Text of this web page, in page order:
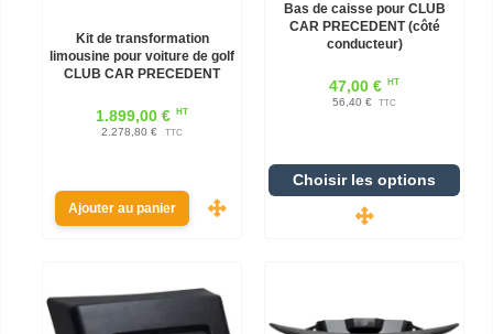
Kit de transformation
limousine pour voiture de golf
CLUB CAR PRECEDENT
1.899,00 € HT
2.278,80 € TTC
Ajouter au panier
Bas de caisse pour CLUB
CAR PRECEDENT (côté
conducteur)
47,00 € HT
56,40 € TTC
Choisir les options